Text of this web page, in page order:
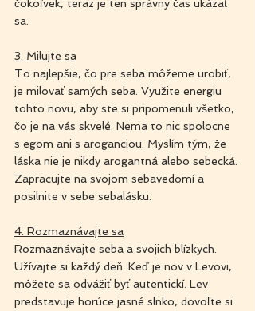
čokoľvek, teraz je ten správny čas ukázať
sa.
3. Milujte sa
To najlepšie, čo pre seba môžeme urobiť,
je milovať samých seba. Využite energiu
tohto novu, aby ste si pripomenuli všetko,
čo je na vás skvelé. Nema to nic spolocne
s egom ani s aroganciou. Myslím tým, že
láska nie je nikdy arogantná alebo sebecká.
Zapracujte na svojom sebavedomí a
posilnite v sebe sebalásku.
4. Rozmaznávajte sa
Rozmaznávajte seba a svojich blízkych.
Užívajte si každý deň. Keď je nov v Levovi,
môžete sa odvážiť byť autentickí. Lev
predstavuje horúce jasné slnko, dovoľte si